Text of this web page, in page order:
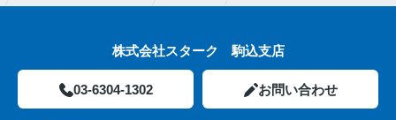
株式会社スターク 駒込支店
03-6304-1302 お問い合わせ